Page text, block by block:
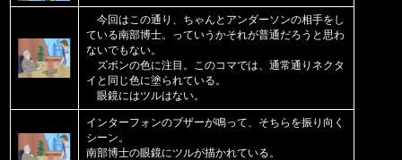
今回はこの通り、ちゃんとアンダーソンの相手をし
ている南部博士。っていうかそれが普通だろうと思わ
ないでもない。
ズボンの色に注目。このコマでは、通常通りネクタ
イと同じ色に塗られている。
眼鏡にはツルはない。
インターフォンのブザーが鳴って、そちらを振り向く
シーン。
南部博士の眼鏡にツルが描かれている。